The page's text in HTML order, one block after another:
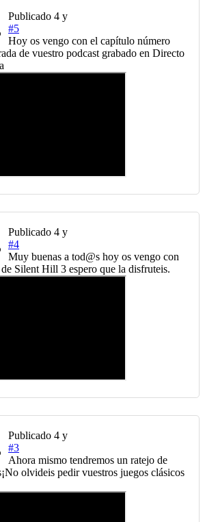
Publicado 4 y
#5
Hoy os vengo con el capítulo número
de vuestro podcast grabado en Directo
Publicado 4 y
#4
Muy buenas a tod@s hoy os vengo con
Silent Hill 3 espero que la disfruteis.
Publicado 4 y
#3
Ahora mismo tendremos un ratejo de
olvideis pedir vuestros juegos clásicos